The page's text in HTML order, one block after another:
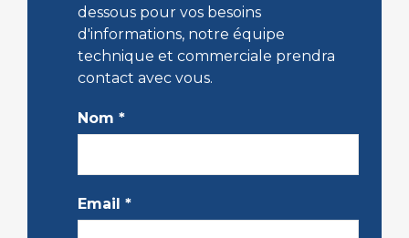
dessous pour vos besoins
d'informations, notre équipe
technique et commerciale prendra
contact avec vous.
Nom *
Email *